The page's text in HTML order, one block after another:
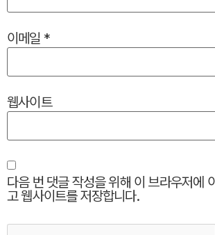
이메일 *
웹사이트
다음 번 댓글 작성을 위해 이 브라우저에
고 웹사이트를 저장합니다.